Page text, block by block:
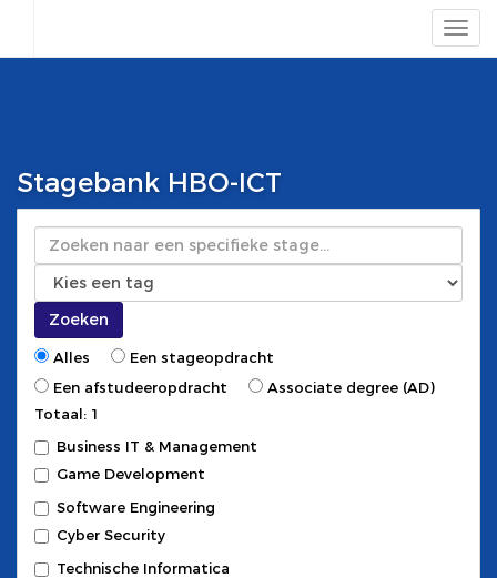
Stagebank HBO-ICT
Zoeken
Zoeken
Alles
Een stageopdracht
Een afstudeeropdracht
Associate degree (AD)
Totaal: 1
Business IT & Management
Game Development
Software Engineering
Cyber Security
Technische Informatica